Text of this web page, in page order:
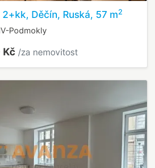
Děčín, Ruská, 57 m2
Podmokly
/za nemovitost